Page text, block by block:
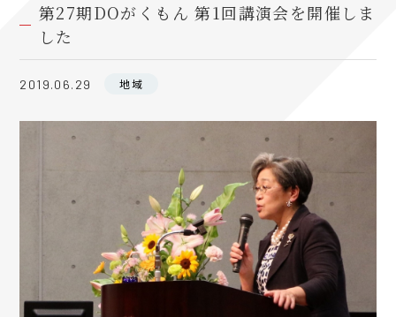
第27期DOがくもん 第1回講演会を開催しま
した
地域
2019.06.29